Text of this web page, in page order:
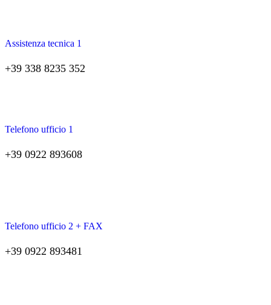
Assistenza tecnica 1
+39 338 8235 352
Telefono ufficio 1
+39 0922 893608
Telefono ufficio 2 + FAX
+39 0922 893481